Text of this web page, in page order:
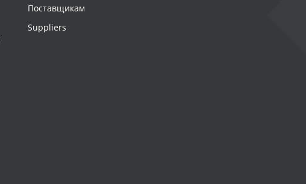
Поставщикам
Suppliers